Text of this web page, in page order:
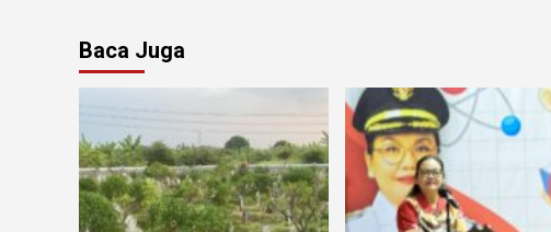
Baca Juga